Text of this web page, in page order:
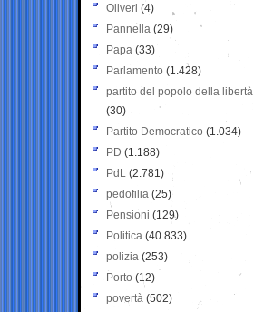
Oliveri (4)
Pannella (29)
Papa (33)
Parlamento (1.428)
partito del popolo della libertà
(30)
Partito Democratico (1.034)
PD (1.188)
PdL (2.781)
pedofilia (25)
Pensioni (129)
Politica (40.833)
polizia (253)
Porto (12)
povertà (502)